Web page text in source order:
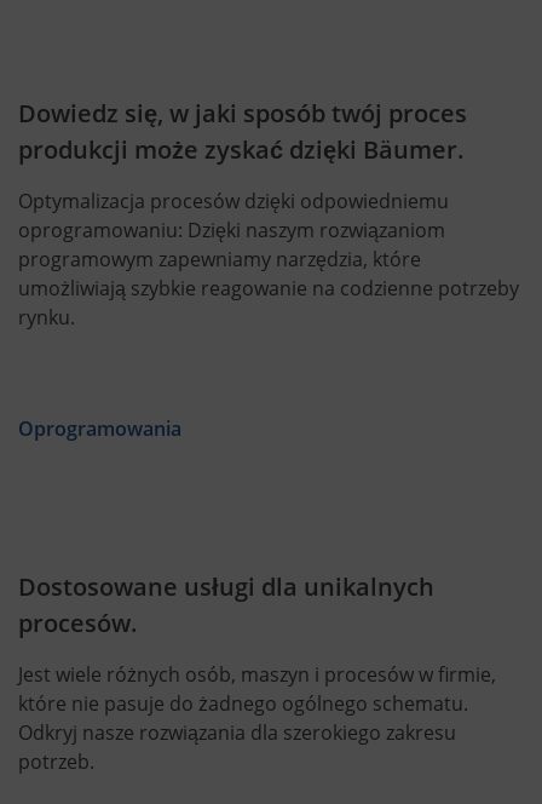
Dowiedz się, w jaki sposób twój proces
produkcji może zyskać dzięki Bäumer.
Optymalizacja procesów dzięki odpowiedniemu
oprogramowaniu: Dzięki naszym rozwiązaniom
programowym zapewniamy narzędzia, które
umożliwiają szybkie reagowanie na codzienne potrzeby
rynku.
Oprogramowania
Dostosowane usługi dla unikalnych
procesów.
Jest wiele różnych osób, maszyn i procesów w firmie,
które nie pasuje do żadnego ogólnego schematu.
Odkryj nasze rozwiązania dla szerokiego zakresu
potrzeb.